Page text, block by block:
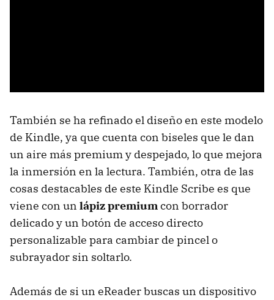
También se ha refinado el diseño en este modelo
de Kindle, ya que cuenta con biseles que le dan
un aire más premium y despejado, lo que mejora
la inmersión en la lectura. También, otra de las
cosas destacables de este Kindle Scribe es que
viene con un lápiz premiumcon borrador
delicado y un botón de acceso directo
personalizable para cambiar de pincel o
subrayador sin soltarlo.
Además de si un eReader buscas un dispositivo